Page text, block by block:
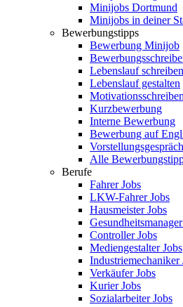
Minijobs Dortmund
Minijobs in deiner
Bewerbungstipps
Bewerbung Minijob
Lebenslauf schreiben
Lebenslauf gestalten
Motivationsschreiben
Kurzbewerbung
Interne Bewerbung
Bewerbung auf
Vorstellungsgespräch
Alle
Berufe
Fahrer Jobs
LKW-Fahrer Jobs
Hausmeister Jobs
Controller Jobs
Mediengestalter Jobs
Industriemechaniker
Verkäufer Jobs
Kurier Jobs
Sozialarbeiter Jobs